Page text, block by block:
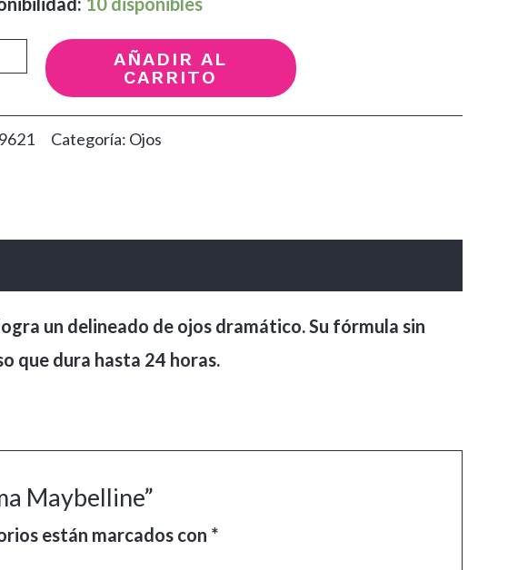
AÑADIR AL
CARRITO
9621 Categoría: Ojos
un delineado de ojos dramático. Su fórmula sin
que dura hasta 24 horas.
Maybelline”
están marcados con *